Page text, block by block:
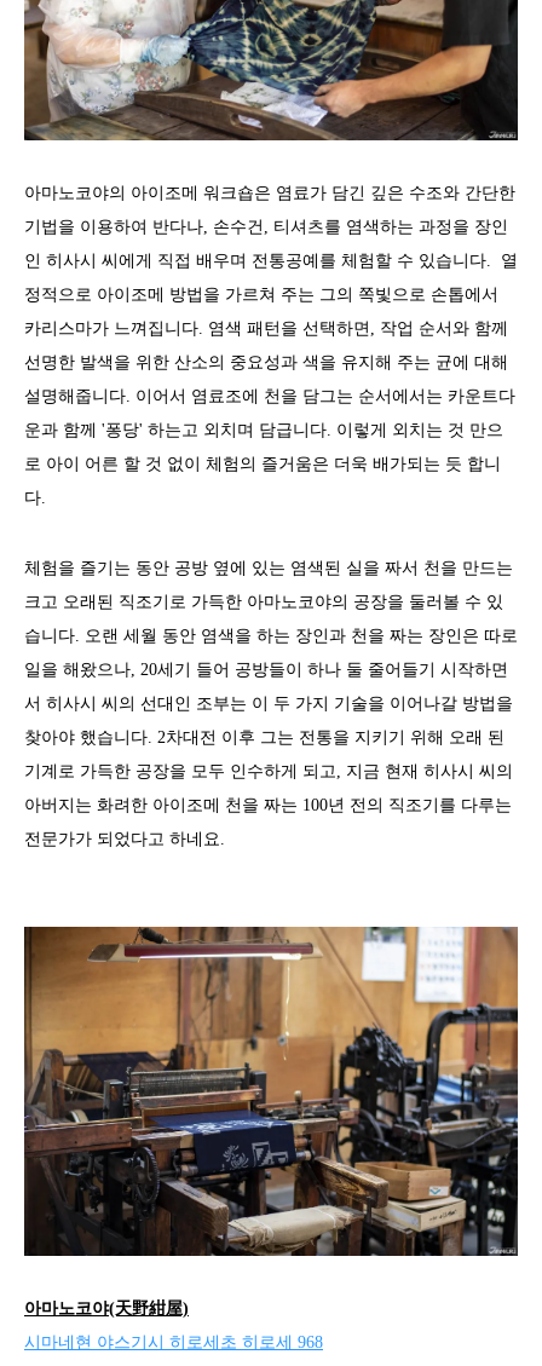
아마노코야의 아이조메 워크숍은 염료가 담긴 깊은 수조와 간단한
기법을 이용하여 반다나, 손수건, 티셔츠를 염색하는 과정을 장인
인 히사시 씨에게 직접 배우며 전통공예를 체험할 수 있습니다. 열
정적으로 아이조메 방법을 가르쳐 주는 그의 쪽빛으로 손톱에서
카리스마가 느껴집니다. 염색 패턴을 선택하면, 작업 순서와 함께
선명한 발색을 위한 산소의 중요성과 색을 유지해 주는 균에 대해
설명해줍니다. 이어서 염료조에 천을 담그는 순서에서는 카운트다
운과 함께 '퐁당' 하는고 외치며 담급니다. 이렇게 외치는 것 만으
로 아이 어른 할 것 없이 체험의 즐거움은 더욱 배가되는 듯 합니
다.
체험을 즐기는 동안 공방 옆에 있는 염색된 실을 짜서 천을 만드는
크고 오래된 직조기로 가득한 아마노코야의 공장을 둘러볼 수 있
습니다. 오랜 세월 동안 염색을 하는 장인과 천을 짜는 장인은 따로
일을 해왔으나, 20세기 들어 공방들이 하나 둘 줄어들기 시작하면
서 히사시 씨의 선대인 조부는 이 두 가지 기술을 이어나갈 방법을
찾아야 했습니다. 2차대전 이후 그는 전통을 지키기 위해 오래 된
기계로 가득한 공장을 모두 인수하게 되고, 지금 현재 히사시 씨의
아버지는 화려한 아이조메 천을 짜는 100년 전의 직조기를 다루는
전문가가 되었다고 하네요.
아마노코야(天野紺屋)
시마네현 야스기시 히로세초 히로세 968